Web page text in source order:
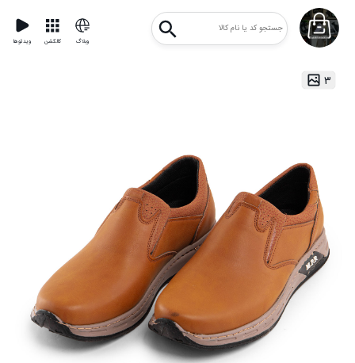
ویدئوها کالکشن وبلاگ
۳